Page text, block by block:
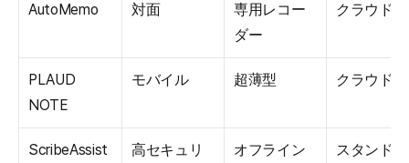
AutoMemo 対面
専用レコー
ダー
クラウド
PLAUD
NOTE
モバイル 超薄型 クラウド
ScribeAssist
高セキュリ
オフライン
スタンドア